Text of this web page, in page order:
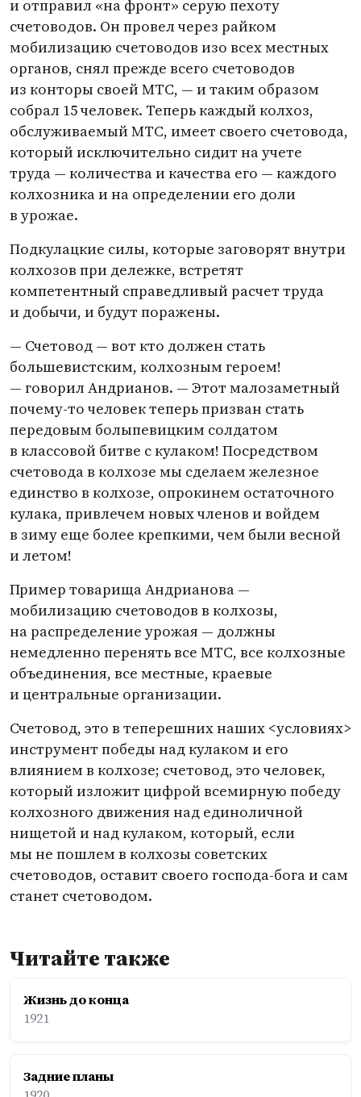
и отправил «на фронт» серую пехоту
счетоводов. Он провел через райком
мобилизацию счетоводов изо всех местных
органов, снял прежде всего счетоводов
из конторы своей МТС, — и таким образом
собрал 15 человек. Теперь каждый колхоз,
обслуживаемый МТС, имеет своего счетовода,
который исключительно сидит на учете
труда — количества и качества его — каждого
колхозника и на определении его доли
в урожае.
Подкулацкие силы, которые заговорят внутри
колхозов при дележке, встретят
компетентный справедливый расчет труда
и добычи, и будут поражены.
— Счетовод — вот кто должен стать
большевистским, колхозным героем!
— говорил Андрианов. — Этот малозаметный
почему-то человек теперь призван стать
передовым болыпевицким солдатом
в классовой битве с кулаком! Посредством
счетовода в колхозе мы сделаем железное
единство в колхозе, опрокинем остаточного
кулака, привлечем новых членов и войдем
в зиму еще более крепкими, чем были весной
и летом!
Пример товарища Андрианова —
мобилизацию счетоводов в колхозы,
на распределение урожая — должны
немедленно перенять все МТС, все колхозные
объединения, все местные, краевые
и центральные организации.
Счетовод, это в теперешних наших <условиях>
инструмент победы над кулаком и его
влиянием в колхозе; счетовод, это человек,
который изложит цифрой всемирную победу
колхозного движения над единоличной
нищетой и над кулаком, который, если
мы не пошлем в колхозы советских
счетоводов, оставит своего господа-бога и сам
станет счетоводом.
Читайте также
Жизнь до конца
1921
Задние планы